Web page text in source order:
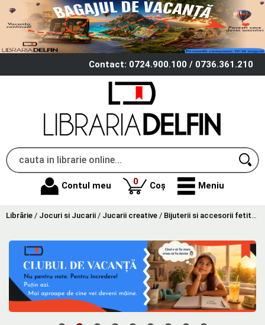
Contact: 0724.900.100 / 0736.361.210
Contul meu 0produse
Coș Meniu
Librărie / Jocuri si Jucarii / Jucarii creative / Bijuterii si accesorii fetite